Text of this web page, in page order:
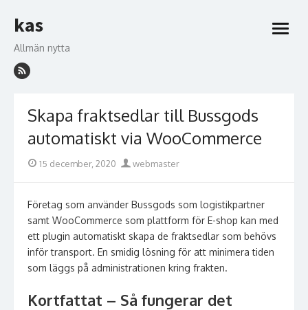
till
kas
Allmän nytta
öppna
Skapa fraktsedlar till Bussgods
automatiskt via WooCommerce
Publicerad
15 december, 2020 Författare
webmaster
Företag som använder Bussgods som logistikpartner
samt WooCommerce som plattform för E-shop kan med
ett plugin automatiskt skapa de fraktsedlar som behövs
inför transport. En smidig lösning för att minimera tiden
som läggs på administrationen kring frakten.
Kortfattat – Så fungerar det